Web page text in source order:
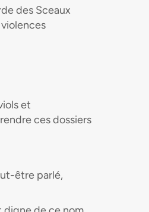
des Sceaux
et
ces dossiers
être parlé,